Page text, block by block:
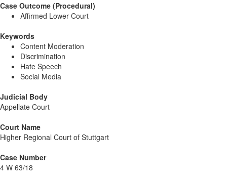
Case Outcome (Procedural)
Affirmed Lower Court
Keywords
Content Moderation
Discrimination
Hate Speech
Social Media
Judicial Body
Appellate Court
Court Name
Higher Regional Court of Stuttgart
Case Number
4 W 63/18